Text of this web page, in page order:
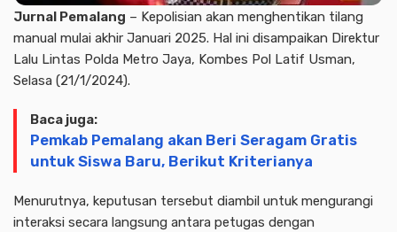
Jurnal Pemalang – Kepolisian akan menghentikan tilang
manual mulai akhir Januari 2025. Hal ini disampaikan Direktur
Lalu Lintas Polda Metro Jaya, Kombes Pol Latif Usman,
Selasa (21/1/2024).
Baca juga:
Pemkab Pemalang akan Beri Seragam Gratis
untuk Siswa Baru, Berikut Kriterianya
Menurutnya, keputusan tersebut diambil untuk mengurangi
interaksi secara langsung antara petugas dengan